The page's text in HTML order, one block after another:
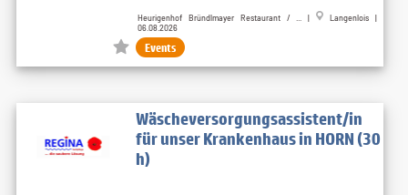
Heurigenhof Bründlmayer Restaurant / ... |
Langenlois |
06.08.2026
Events
Wäscheversorgungsassistent/in
für unser Krankenhaus in HORN (30
h)